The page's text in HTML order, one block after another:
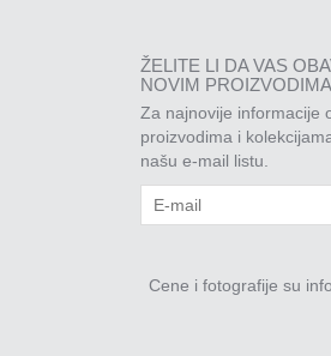
ŽELITE LI DA VAS
NOVIM
Za najnovije informacije
proizvodima i
našu e-mail listu.
Cene i fotografije su